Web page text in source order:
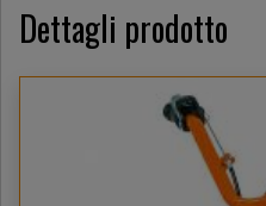
Dettagli prodotto